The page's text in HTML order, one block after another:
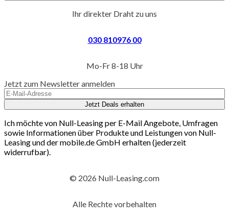
Ihr direkter Draht zu uns
030 810976 00
Mo-Fr 8-18 Uhr
Jetzt zum Newsletter anmelden
Jetzt Deals erhalten
Ich möchte von Null-Leasing per E-Mail Angebote, Umfragen
sowie Informationen über Produkte und Leistungen von Null-
Leasing und der mobile.de GmbH erhalten (jederzeit
widerrufbar).
© 2026 Null-Leasing.com
Alle Rechte vorbehalten